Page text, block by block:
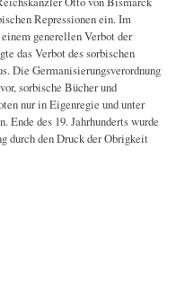
Repressionen ein. Im
generellen Verbot der
das Verbot des sorbischen
Die Germanisierungsverordnung
sorbische Bücher und
nur in Eigenregie und unter
Ende des 19. Jahrhunderts wurde
durch den Druck der Obrigkeit